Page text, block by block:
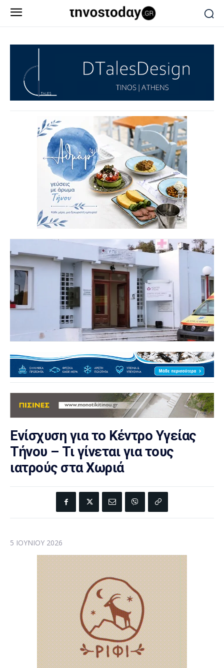
Ενίσχυση για το Κέντρο Υγείας
Τήνου – Τι γίνεται για τους
ιατρούς στα Χωριά
5 ΙΟΥΝΊΟΥ 2026